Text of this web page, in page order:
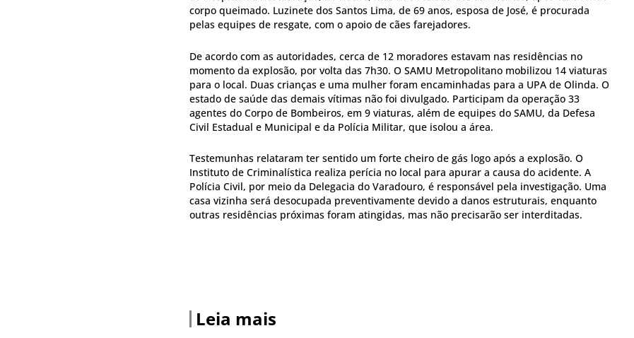
corpo queimado. Luzinete dos Santos Lima, de 69 anos, esposa de José, é procurada
pelas equipes de resgate, com o apoio de cães farejadores.
De acordo com as autoridades, cerca de 12 moradores estavam nas residências no
momento da explosão, por volta das 7h30. O SAMU Metropolitano mobilizou 14 viaturas
para o local. Duas crianças e uma mulher foram encaminhadas para a UPA de Olinda. O
estado de saúde das demais vítimas não foi divulgado. Participam da operação 33
agentes do Corpo de Bombeiros, em 9 viaturas, além de equipes do SAMU, da Defesa
Civil Estadual e Municipal e da Polícia Militar, que isolou a área.
Testemunhas relataram ter sentido um forte cheiro de gás logo após a explosão. O
Instituto de Criminalística realiza perícia no local para apurar a causa do acidente. A
Polícia Civil, por meio da Delegacia do Varadouro, é responsável pela investigação. Uma
casa vizinha será desocupada preventivamente devido a danos estruturais, enquanto
outras residências próximas foram atingidas, mas não precisarão ser interditadas.
Leia mais